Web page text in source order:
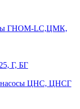
ГНОМ-LC,ЦМК,
Г, БГ
насосы ЦНС, ЦНСГ